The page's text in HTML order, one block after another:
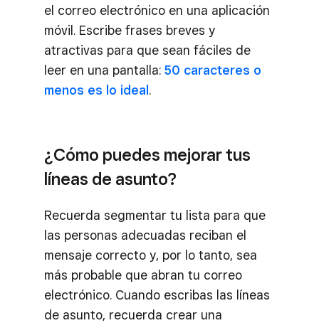
el correo electrónico en una aplicación
móvil. Escribe frases breves y
atractivas para que sean fáciles de
leer en una pantalla: 50 caracteres o
menos es lo ideal.
¿Cómo puedes mejorar tus
líneas de asunto?
Recuerda segmentar tu lista para que
las personas adecuadas reciban el
mensaje correcto y, por lo tanto, sea
más probable que abran tu correo
electrónico. Cuando escribas las líneas
de asunto, recuerda crear una